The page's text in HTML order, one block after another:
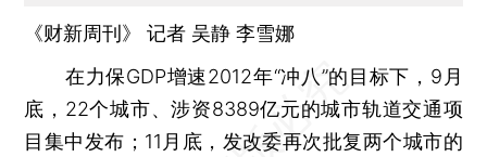
《财新周刊》 记者 吴静 李雪娜
在力保GDP增速2012年“冲八”的目标下，9月
底，22个城市、涉资8389亿元的城市轨道交通项
目集中发布；11月底，发改委再次批复两个城市的